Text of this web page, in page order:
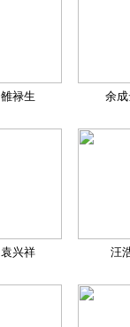
雒禄生 余成
袁兴祥 汪